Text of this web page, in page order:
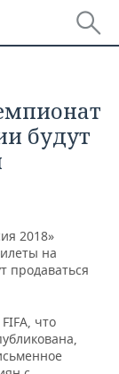
будут
2018»
на
продаваться
что